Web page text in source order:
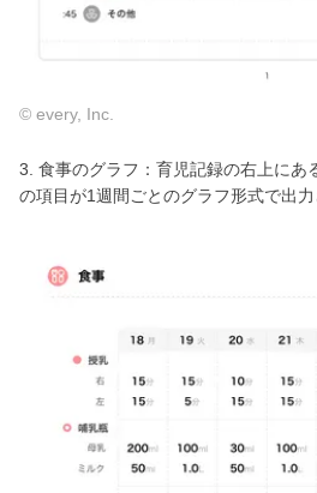
© every, Inc.
3. 食事のグラフ：育児記録の右上にあ
の項目が1週間ごとのグラフ形式で出力